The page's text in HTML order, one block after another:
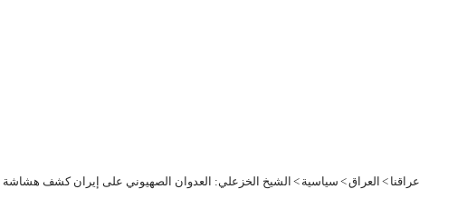
عراقنا > العراق> سياسية > الشيخ الخزعلي: العدوان الصهيوني على إيران كشف هشاشة